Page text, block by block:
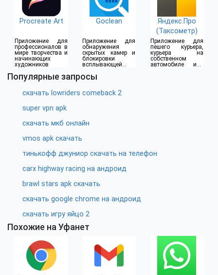
Procreate Art
Приложение для
профессионалов в
мире творчества и
начинающих
художников
Goclean
Приложение для
обнаружения
скрытых камер и
блокировки
всплывающей
Яндекс.Про
(Таксометр)
Приложение для
пешего курьера,
курьера на
собственном
автомобиле или
Популярные запросы
скачать lowriders comeback 2
super vpn apk
скачать мкб онлайн
vmos apk скачать
тинькофф джуниор скачать на телефон
carx highway racing на андроид
brawl stars apk скачать
скачать google chrome на андроид
скачать игру яйцо 2
Похожие на Уфанет